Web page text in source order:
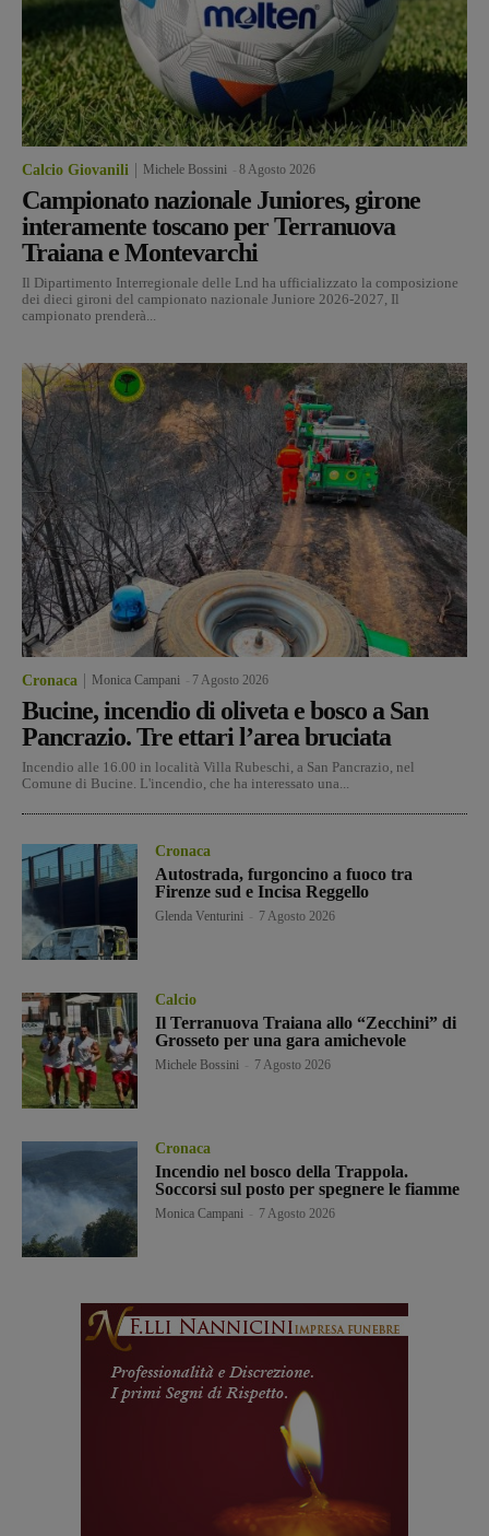
Calcio Giovanili Michele Bossini 8 Agosto 2026
Campionato nazionale Juniores, girone
interamente toscano per Terranuova
Traiana e Montevarchi
Il Dipartimento Interregionale delle Lnd ha ufficializzato la composizione
dei dieci gironi del campionato nazionale Juniore 2026-2027, Il
campionato prenderà...
Cronaca Monica Campani 7 Agosto 2026
Bucine, incendio di oliveta e bosco a San
Pancrazio. Tre ettari l’area bruciata
Incendio alle 16.00 in località Villa Rubeschi, a San Pancrazio, nel
Comune di Bucine. L'incendio, che ha interessato una...
Cronaca
Autostrada, furgoncino a fuoco tra
Firenze sud e Incisa Reggello
Glenda Venturini 7 Agosto 2026
Calcio
Il Terranuova Traiana allo “Zecchini” di
Grosseto per una gara amichevole
Michele Bossini 7 Agosto 2026
Cronaca
Incendio nel bosco della Trappola.
Soccorsi sul posto per spegnere le fiamme
Monica Campani 7 Agosto 2026